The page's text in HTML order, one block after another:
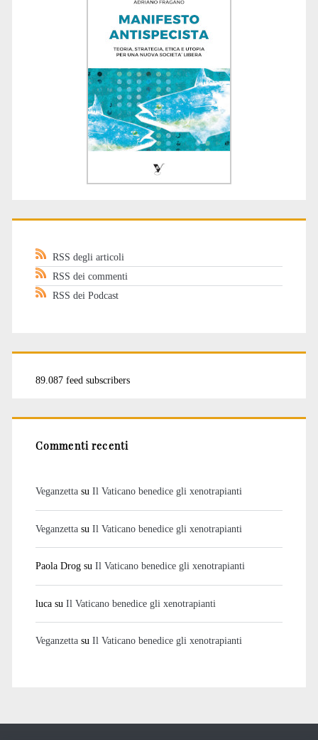
RSS degli articoli
RSS dei commenti
RSS dei Podcast
89.087 feed subscribers
Commenti recenti
Veganzettasu Il Vaticano benedice gli xenotrapianti
Veganzettasu Il Vaticano benedice gli xenotrapianti
Paola Drogsu Il Vaticano benedice gli xenotrapianti
lucasu Il Vaticano benedice gli xenotrapianti
Veganzettasu Il Vaticano benedice gli xenotrapianti